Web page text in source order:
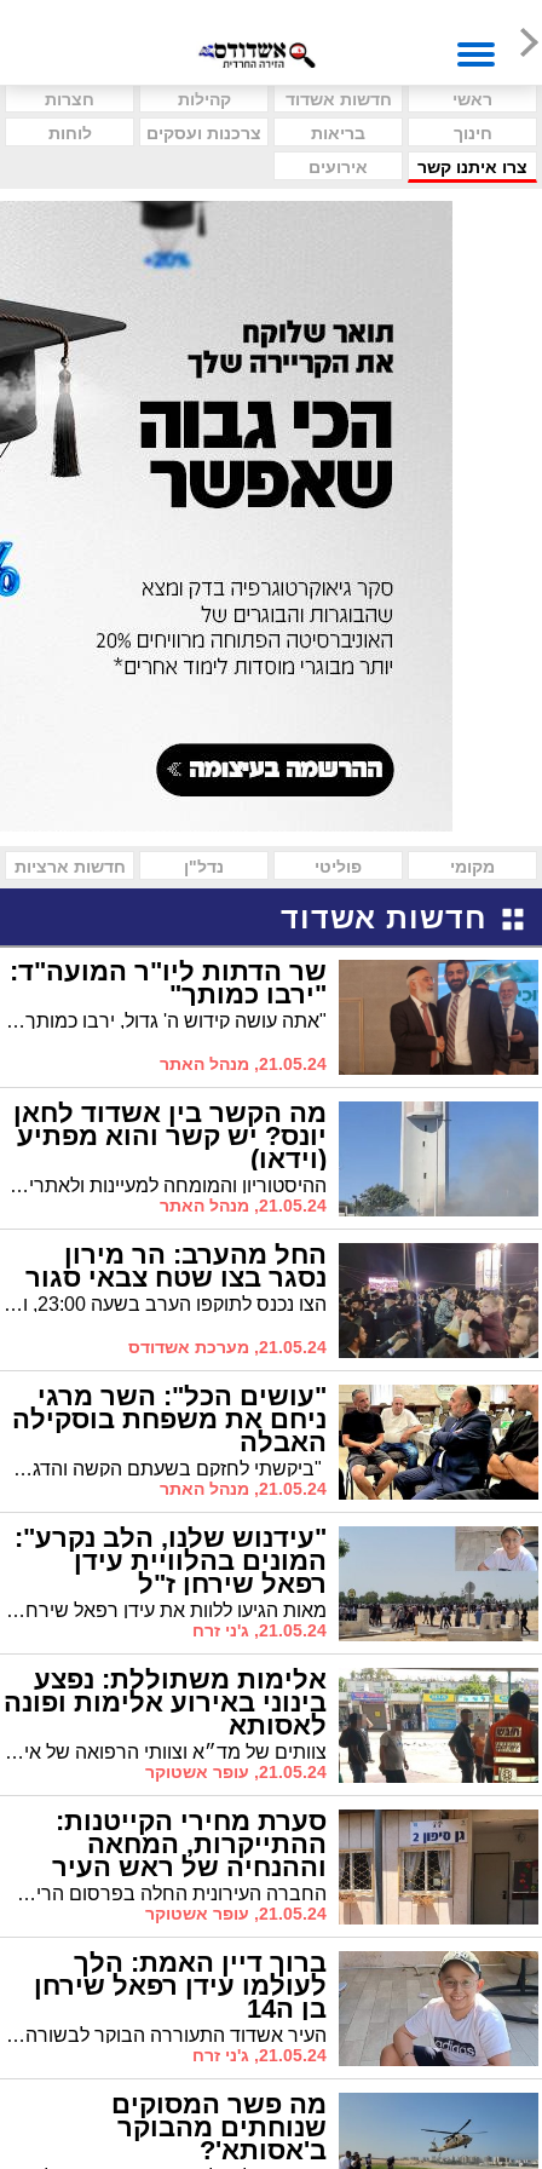
ראשי חדשות אשדוד קהילות
חצרות
חינוך
בריאות צרכנות ועסקים
לוחות
צרו איתנו קשר
אירועים
מקומי פוליטי נדל"ן חדשות ארציות
חדשות אשדוד
שר הדתות ליו"ר המועה"ד:
"ירבו כמותך"
"אתה עושה קידוש ה' גדול, ירבו כמותך" - במילים אלו בירך השר לשירותי הדת הרב מיכאל מלכיאלי את הרב עובדיה דהן בכנס השתלמות לראשי מועצות דתיות בטבריה
21.05.24, מנהל האתר
מה הקשר בין אשדוד לחאן
יונס? יש קשר והוא מפתיע
(וידאו)
ההיסטוריון והמומחה למעיינות ולאתרים מרתקים בישראל, ישראל שפירא, הגיע היום לעיר כאשר הוא מבקש להצביע על הקשר הקיים בין העיר לבין חאן יונס. היכנסו, לא תאמינו
21.05.24, מנהל האתר
החל מהערב: הר מירון
נסגר בצו שטח צבאי סגור
הצו נכנס לתוקפו הערב בשעה 23:00, והוא יהיה בתוקף עד ליום שני בשבוע הבא. פיקוד העורף מבהיר כי הכניסה למרחב מירון אסורה בהחלט.
21.05.24, מערכת אשדודס
"עושים הכל": השר מרגי
ניחם את משפחת בוסקילה
האבלה
"ביקשתי לחזקם בשעתם הקשה והדגשתי בפניהם את מחויבותה של ממשלת ישראל להשבתם של כל החטופים הביתה", אמר השר שהוסיף: "עושים הכל להחזיר את החטופים"
21.05.24, מנהל האתר
"עידנוש שלנו, הלב נקרע":
המונים בהלוויית עידן
רפאל שירחן ז"ל
מאות הגיעו ללוות את עידן רפאל שירחן ז"ל בדרכו האחרונה בבית העלמין אשדוד. רב הקהילה ספד בקול בוכים: הוא קיבל את היסורים באהבה גדולה. ובכל פעם שנשאל לשלומו היה עונה 'אני בסדר ברוך השם', גם כשסבל יסורים קשים"
21.05.24, ג'ני זרח
אלימות משתוללת: נפצע
בינוני באירוע אלימות ופונה
לאסותא
צוותים של מד״א וצוותי הרפואה של איחוד הצלה העניקו סיוע רפואי ראשוני לגבר כבן 45 שנפצע בינוני ברחוב קיבוץ גלויות באשדוד
21.05.24, עופר אשטוקר
סערת מחירי הקייטנות:
ההתייקרות, המחאה
וההנחיה של ראש העיר
החברה העירונית החלה בפרסום הרישום לקייטנות הקיץ, והורים רבים הופתעו לגלות כי המחירים קפצו פי 2. בקבוצות הוואטסאפ של קבוצות ההורים הרוחות סערו ממש. ראש העיר, שפניות הגיעו גם אליו, הופתע שפורסמו מחירי קייטנות מבלי שנעשה דיון בנושא והורה לחברה העירונית להקפיא מיד את הפרסום
21.05.24, עופר אשטוקר
ברוך דיין האמת: הלך
לעולמו עידן רפאל שירחן
בן ה14
העיר אשדוד התעוררה הבוקר לבשורה קשה. עידן רפאל שירחן, תושב העיר, שנלחם במחלה קשה במשך שנים רבות, מאז ילדותו, הלך לעולמו והוא רק בן 14. בפוסט קורע לב בישר אביו שמעון לפנות בוקר על פטירת בנו. הלוויה תיערך היום (ג') בשעה 10:00 בבית העלמין אשדוד
21.05.24, ג'ני זרח
מה פשר המסוקים
שנוחתים מהבוקר
ב'אסותא'?